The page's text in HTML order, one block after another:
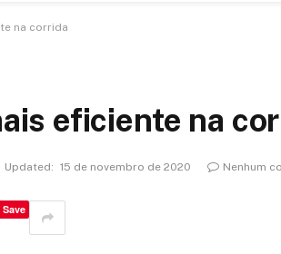
na corrida
eficiente na
Updated: 15 de novembro de 2020 Nenhum
Save